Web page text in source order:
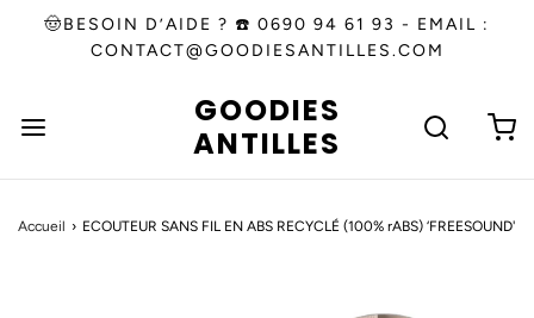
🤠BESOIN D’AIDE ? ☎️ 0690 94 61 93 - EMAIL :
CONTACT@GOODIESANTILLES.COM
GOODIES
ANTILLES
Accueil › ECOUTEUR SANS FIL EN ABS RECYCLÉ (100% rABS) ‘FREESOUND'